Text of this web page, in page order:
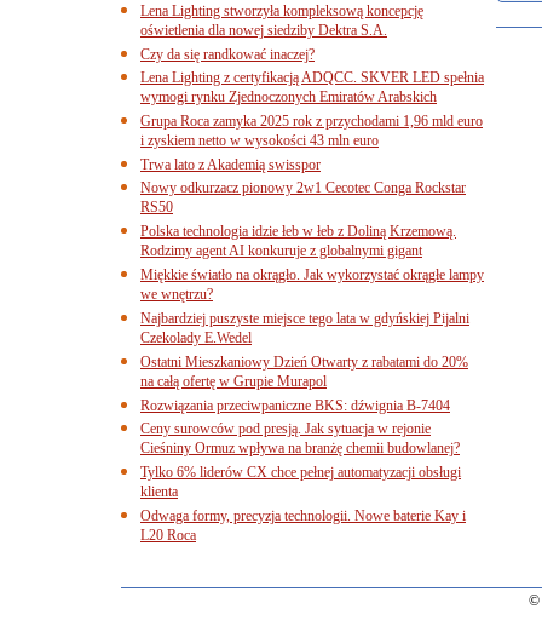
Lena Lighting stworzyła kompleksową koncepcję
oświetlenia dla nowej siedziby Dektra S.A.
Czy da się randkować inaczej?
Lena Lighting z certyfikacją ADQCC. SKVER LED spełnia
wymogi rynku Zjednoczonych Emiratów Arabskich
Grupa Roca zamyka 2025 rok z przychodami 1,96 mld euro
i zyskiem netto w wysokości 43 mln euro
Trwa lato z Akademią swisspor
Nowy odkurzacz pionowy 2w1 Cecotec Conga Rockstar
RS50
Polska technologia idzie łeb w łeb z Doliną Krzemową.
Rodzimy agent AI konkuruje z globalnymi gigant
Miękkie światło na okrągło. Jak wykorzystać okrągłe lampy
we wnętrzu?
Najbardziej puszyste miejsce tego lata w gdyńskiej Pijalni
Czekolady E.Wedel
Ostatni Mieszkaniowy Dzień Otwarty z rabatami do 20%
na całą ofertę w Grupie Murapol
Rozwiązania przeciwpaniczne BKS: dźwignia B-7404
Ceny surowców pod presją. Jak sytuacja w rejonie
Cieśniny Ormuz wpływa na branżę chemii budowlanej?
Tylko 6% liderów CX chce pełnej automatyzacji obsługi
klienta
Odwaga formy, precyzja technologii. Nowe baterie Kay i
L20 Roca
©